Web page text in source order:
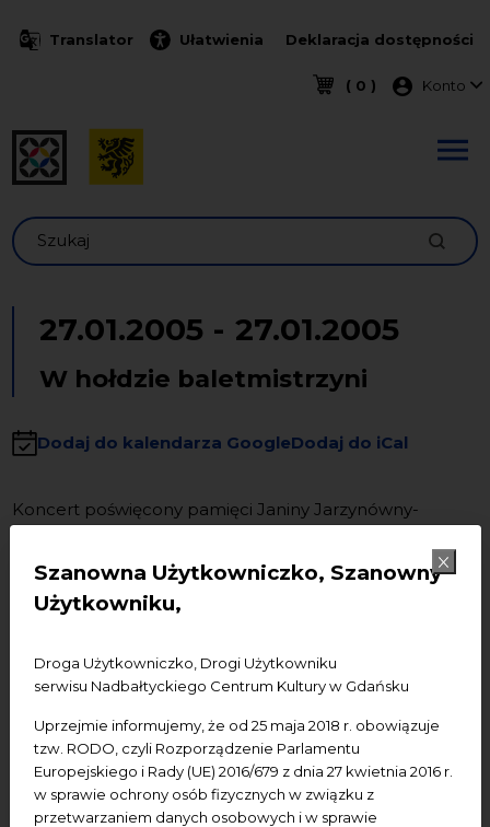
Szanowna Użytkowniczko, Szanowny
Użytkowniku,
Droga Użytkowniczko, Drogi Użytkowniku
serwisu Nadbałtyckiego Centrum Kultury w Gdańsku
Uprzejmie informujemy, że od 25 maja 2018 r. obowiązuje
tzw. RODO, czyli Rozporządzenie Parlamentu
Europejskiego i Rady (UE) 2016/679 z dnia 27 kwietnia 2016 r.
w sprawie ochrony osób fizycznych w związku z
przetwarzaniem danych osobowych i w sprawie
Translator Ułatwienia Deklaracja dostępności
( 0 ) Menu
Konto
Szukaj
27.01.2005 - 27.01.2005
W hołdzie baletmistrzyni
Dodaj do kalendarza GoogleDodaj do iCal
Koncert poświęcony pamięci Janiny Jarzynówny-
Wystąpią: Julia Iwaszkiewicz (sopran), Natalia Walewska-
Stolarska (skrzypce), Marek Andrzej Stasiewicz (taniec),
Rafał Lewandowski (fortepian), uczniowie Gdańskiej
Szkoły Baletowej.